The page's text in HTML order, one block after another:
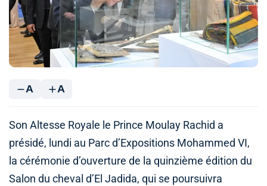
A A
Son Altesse Royale le Prince Moulay Rachid a
présidé, lundi au Parc d’Expositions Mohammed VI,
la cérémonie d’ouverture de la quinzième édition du
Salon du cheval d’El Jadida, qui se poursuivra